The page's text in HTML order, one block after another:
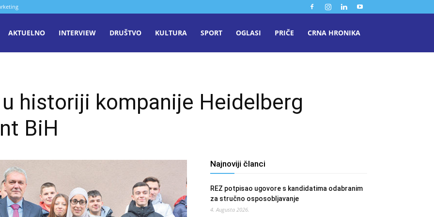
AKTUELNO INTERVIEW DRUŠTVO KULTURA SPORT OGLASI PRIČE CRNA HRONIKA
historiji kompanije Heidelberg
BiH
Najnoviji članci
REZ potpisao ugovore s kandidatima odabranim
za stručno osposobljavanje
4. Augusta 2026.